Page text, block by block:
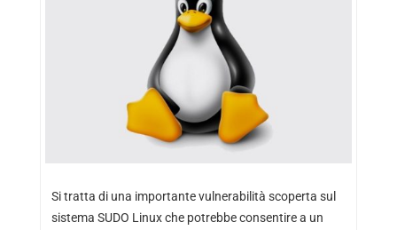
Si tratta di una importante vulnerabilità scoperta sul
sistema SUDO Linux che potrebbe consentire a un